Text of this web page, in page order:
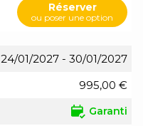
Réserver
ou poser une option
24/01/2027 - 30/01/2027
995,00 €
Garanti